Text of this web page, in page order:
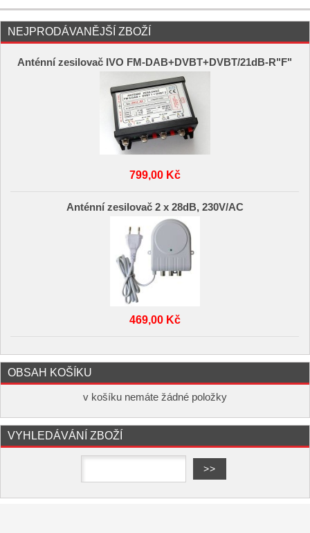
NEJPRODÁVANĚJŠÍ ZBOŽÍ
Anténní zesilovač IVO FM-DAB+DVBT+DVBT/21dB-R"F"
799,00 Kč
Anténní zesilovač 2 x 28dB, 230V/AC
469,00 Kč
OBSAH KOŠÍKU
v košíku nemáte žádné položky
VYHLEDÁVÁNÍ ZBOŽÍ